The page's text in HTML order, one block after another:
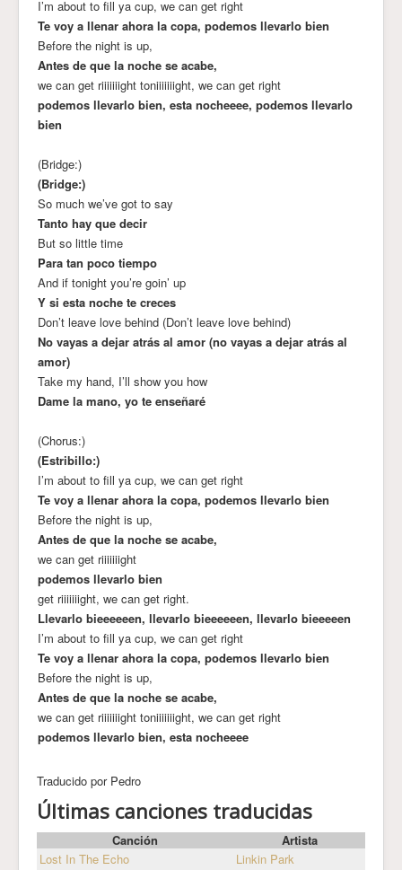
I’m about to fill ya cup, we can get right
Te voy a llenar ahora la copa, podemos llevarlo bien
Before the night is up,
Antes de que la noche se acabe,
we can get riiiiiiight toniiiiiiight, we can get right
podemos llevarlo bien, esta nocheeee, podemos llevarlo
bien
(Bridge:)
(Bridge:)
So much we’ve got to say
Tanto hay que decir
But so little time
Para tan poco tiempo
And if tonight you’re goin’ up
Y si esta noche te creces
Don’t leave love behind (Don’t leave love behind)
No vayas a dejar atrás al amor (no vayas a dejar atrás al
amor)
Take my hand, I’ll show you how
Dame la mano, yo te enseñaré
(Chorus:)
(Estribillo:)
I’m about to fill ya cup, we can get right
Te voy a llenar ahora la copa, podemos llevarlo bien
Before the night is up,
Antes de que la noche se acabe,
we can get riiiiiiight
podemos llevarlo bien
get riiiiiiight, we can get right.
Llevarlo bieeeeeen, llevarlo bieeeeeen, llevarlo bieeeeen
I’m about to fill ya cup, we can get right
Te voy a llenar ahora la copa, podemos llevarlo bien
Before the night is up,
Antes de que la noche se acabe,
we can get riiiiiiight toniiiiiiight, we can get right
podemos llevarlo bien, esta nocheeee
Traducido por Pedro
Últimas canciones traducidas
Canción
Artista
Lost In The Echo
Linkin Park